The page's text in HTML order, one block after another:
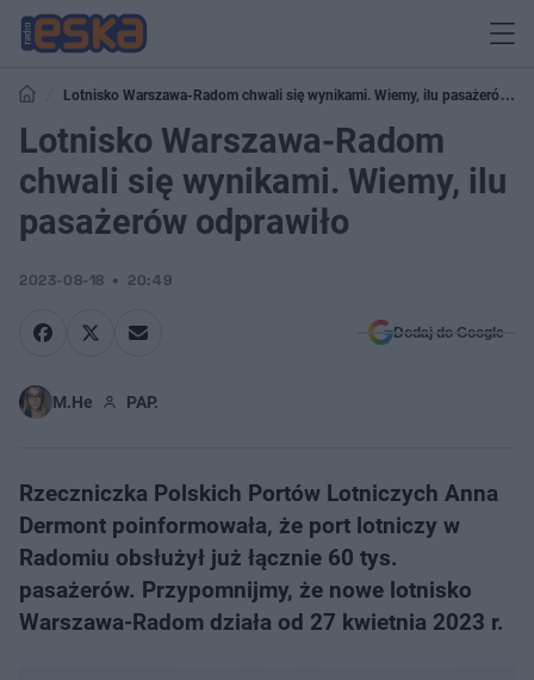
Lotnisko Warszawa-Radom chwali się wynikami. Wiemy, ilu pasażerów
odprawiło
Lotnisko Warszawa-Radom
chwali się wynikami. Wiemy, ilu
pasażerów odprawiło
2023-08-18 20:49
Dodaj do Google
M.He PAP.
Rzeczniczka Polskich Portów Lotniczych Anna
Dermont poinformowała, że port lotniczy w
Radomiu obsłużył już łącznie 60 tys.
pasażerów. Przypomnijmy, że nowe lotnisko
Warszawa-Radom działa od 27 kwietnia 2023 r.